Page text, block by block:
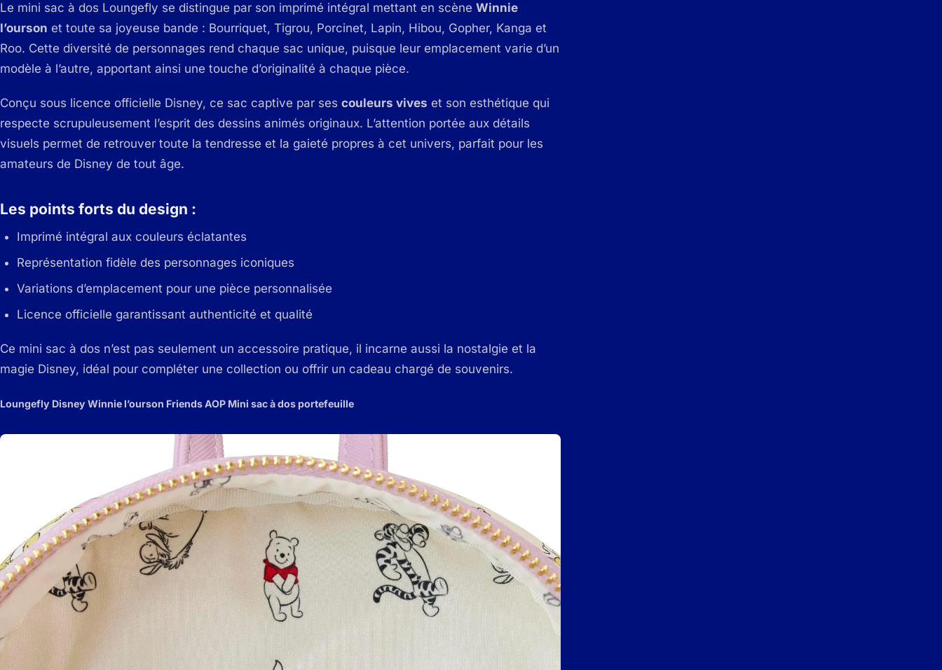
Le mini sac à dos Loungefly se distingue par son imprimé intégral mettant en scène Winnie
l’ourson et toute sa joyeuse bande : Bourriquet, Tigrou, Porcinet, Lapin, Hibou, Gopher, Kanga et
Roo. Cette diversité de personnages rend chaque sac unique, puisque leur emplacement varie d’un
modèle à l’autre, apportant ainsi une touche d’originalité à chaque pièce.
Conçu sous licence officielle Disney, ce sac captive par ses couleurs vives et son esthétique qui
respecte scrupuleusement l’esprit des dessins animés originaux. L’attention portée aux détails
visuels permet de retrouver toute la tendresse et la gaieté propres à cet univers, parfait pour les
amateurs de Disney de tout âge.
Les points forts du design :
Imprimé intégral aux couleurs éclatantes
Représentation fidèle des personnages iconiques
Variations d’emplacement pour une pièce personnalisée
Licence officielle garantissant authenticité et qualité
Ce mini sac à dos n’est pas seulement un accessoire pratique, il incarne aussi la nostalgie et la
magie Disney, idéal pour compléter une collection ou offrir un cadeau chargé de souvenirs.
Loungefly Disney Winnie l’ourson Friends AOP Mini sac à dos portefeuille